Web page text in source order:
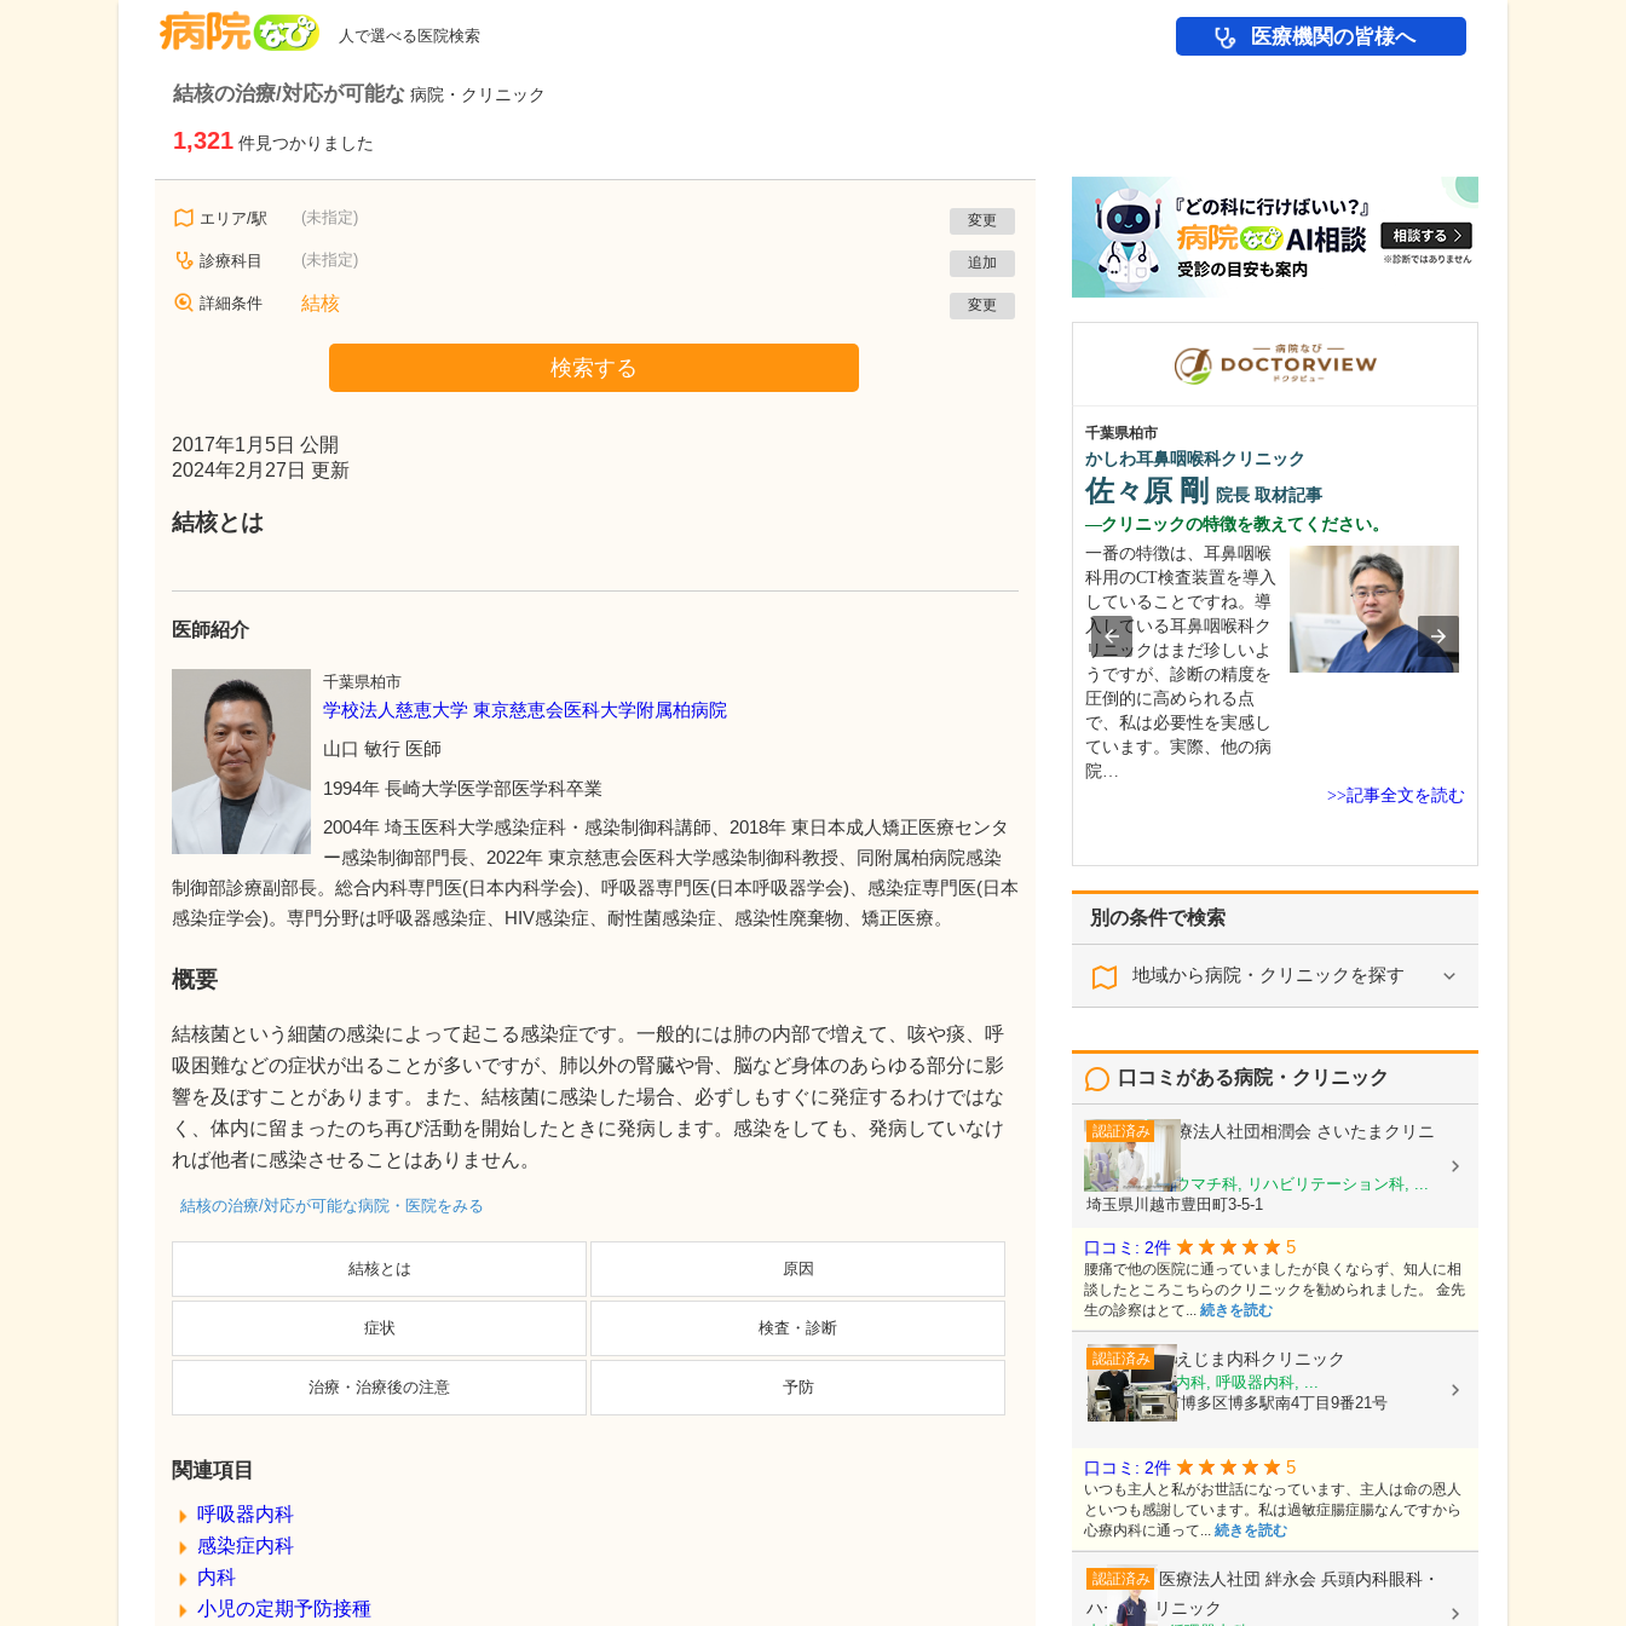
人で選べる医院検索 医療機関の皆様へ
結核の治療/対応が可能な 病院・クリニック
1,321 件見つかりました
エリア/駅 (未指定) 変更
診療科目 (未指定) 追加
詳細条件 結核 変更
検索する
2017年1月5日 公開
2024年2月27日 更新
結核とは
医師紹介
千葉県柏市
学校法人慈恵大学 東京慈恵会医科大学附属柏病院
山口 敏行 医師
1994年 長崎大学医学部医学科卒業
2004年 埼玉医科大学感染症科・感染制御科講師、2018年 東日本成人矯正医療センタ
ー感染制御部門長、2022年 東京慈恵会医科大学感染制御科教授、同附属柏病院感染
制御部診療副部長。総合内科専門医(日本内科学会)、呼吸器専門医(日本呼吸器学会)、感染症専門医(日本
感染症学会)。専門分野は呼吸器感染症、HIV感染症、耐性菌感染症、感染性廃棄物、矯正医療。
概要
結核菌という細菌の感染によって起こる感染症です。一般的には肺の内部で増えて、咳や痰、呼
吸困難などの症状が出ることが多いですが、肺以外の腎臓や骨、脳など身体のあらゆる部分に影
響を及ぼすことがあります。また、結核菌に感染した場合、必ずしもすぐに発症するわけではな
く、体内に留まったのち再び活動を開始したときに発病します。感染をしても、発病していなけ
れば他者に感染させることはありません。
結核の治療/対応が可能な病院・医院をみる
結核とは 原因
症状 検査・診断
治療・治療後の注意 予防
関連項目
呼吸器内科
感染症内科
内科
小児の定期予防接種
別の条件で検索
地域から病院・クリニックを探す
口コミがある病院・クリニック
認証済み 医療法人社団相潤会 さいたまクリニ
ック
整形外科, リウマチ科, リハビリテーション科, ...
埼玉県川越市豊田町3-5-1
口コミ: 2件 5
腰痛で他の医院に通っていましたが良くならず、知人に相
談したところこちらのクリニックを勧められました。 金先
生の診察はとて... 続きを読む
認証済み そえじま内科クリニック
内科, 消化器内科, 呼吸器内科, ...
福岡県福岡市博多区博多駅南4丁目9番21号
口コミ: 2件 5
いつも主人と私がお世話になっています、主人は命の恩人
といつも感謝しています。私は過敏症腸症腸なんですから
心療内科に通って... 続きを読む
認証済み 医療法人社団 絆永会 兵頭内科眼科・
ハートクリニック
千葉県柏市
かしわ耳鼻咽喉科クリニック
佐々原 剛 院長 取材記事
クリニックの特徴を教えてください。
一番の特徴は、耳鼻咽喉
科用のCT検査装置を導入
していることですね。導
入している耳鼻咽喉科ク
リニックはまだ珍しいよ
うですが、診断の精度を
圧倒的に高められる点
で、私は必要性を実感し
ています。実際、他の病
院…
>>記事全文を読む
提供を目指しています。
皮膚疾患は痛みやかゆみ
>>記事全文を読む